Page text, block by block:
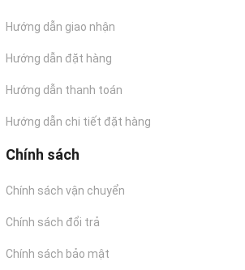
Hướng dẫn giao nhận
Hướng dẫn đặt hàng
Hướng dẫn thanh toán
Hướng dẫn chi tiết đặt hàng
Chính sách
Chính sách vận chuyển
Chính sách đổi trả
Chính sách bảo mật